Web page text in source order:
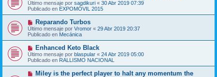
j
e
e
n
s
j
e
e
v
o
m
e
n
s
j
e
Último mensaje por sagdikuri « 30 Abr 2019 07:39
Publicado en EXPOMÓVIL 2015
N
u
e
v
o
m
e
n
s
Reparando Turbos
Último mensaje por Vromor « 29 Abr 2019 20:37
Publicado en Mecánica
N
u
e
v
o
m
Enhanced Keto Black
Último mensaje por blaspular « 24 Abr 2019 05:00
Publicado en RALLISMO NACIONAL
NMiley is the perfect player to halt any momentum the